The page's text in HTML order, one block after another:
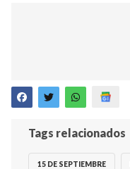
Tags relacionados
15 DE SEPTIEMBRE